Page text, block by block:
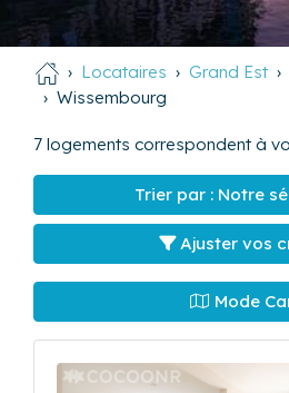
Locataires Grand Est
Wissembourg
7 logements correspondent à
Trier par : Notre
Ajuster vos
Mode